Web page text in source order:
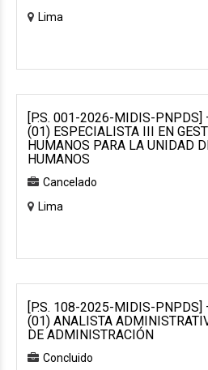
Lima
[P.S. 001-2026-MIDIS-PNPDS]
(01) ESPECIALISTA III EN
HUMANOS PARA LA UNIDAD
HUMANOS
Cancelado
Lima
[P.S. 108-2025-MIDIS-PNPDS]
(01) ANALISTA
DE ADMINISTRACIÓN
Concluido